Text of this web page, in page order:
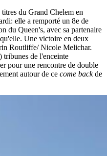
du Grand Chelem en
elle a remporté un 8e de
du Queen's, avec sa partenaire
Une victoire en deux
Routliffe/ Nicole Melichar.
tribunes de l'enceinte
pour une rencontre de double
autour de ce come backde